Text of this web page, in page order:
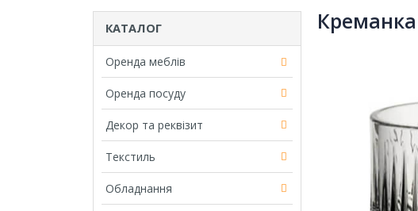
КАТАЛОГ
Оренда меблів
Оренда посуду
Декор та реквізит
Текстиль
Обладнання